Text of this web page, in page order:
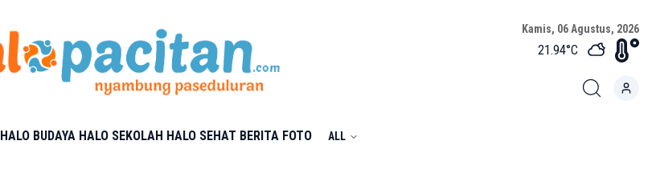
Kamis, 06 Agustus, 2026
21.94°C
HALO BUDAYA HALO SEKOLAH HALO SEHAT BERITA FOTO ALL